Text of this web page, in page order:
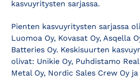
kasvuyritysten sarjassa.
Pienten kasvuyritysten sarjassa
Luomoa Oy, Kovasat Oy, Asqella
Batteries Oy. Keskisuurten
olivat: Unikie Oy, Puhdistamo
Metal Oy, Nordic Sales Crew Oy